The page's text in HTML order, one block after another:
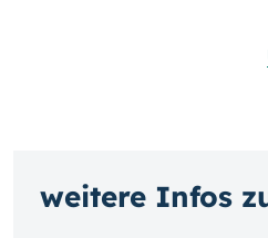
weitere Infos